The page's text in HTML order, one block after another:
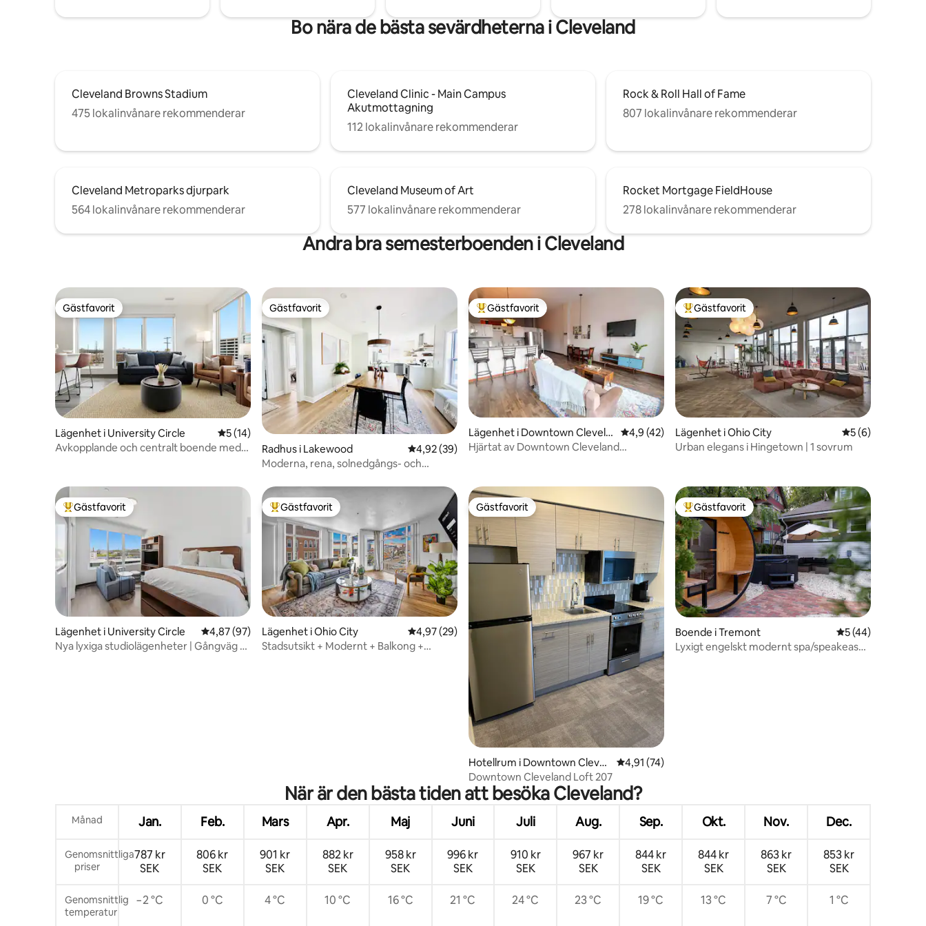
Bo nära de bästa sevärdheterna i Cleveland
Cleveland Browns Stadium
475 lokalinvånare rekommenderar
Cleveland Clinic - Main Campus
Akutmottagning
112 lokalinvånare rekommenderar
Rock & Roll Hall of Fame
807 lokalinvånare rekommenderar
Cleveland Metroparks djurpark
564 lokalinvånare rekommenderar
Cleveland Museum of Art
577 lokalinvånare rekommenderar
Rocket Mortgage FieldHouse
278 lokalinvånare rekommenderar
Andra bra semesterboenden i Cleveland
Gästfavorit
Gästfavorit
Lägenhet i University Circle 5 av 5 i genomsnittligt betyg, 14 omdömen
5 (14)
Avkopplande och centralt boende med
Gästfavorit
Gästfavorit
Radhus i Lakewood 4,92 av 5 i genomsnittligt betyg, 39 omdömen
4,92 (39)
Moderna, rena, solnedgångs- och
Populär gästfavorit
Gästfavorit
Lägenhet i Downtown Clevela
nd
4,9 av 5 i genomsnittligt betyg, 42 omdömen
4,9 (42)
Hjärtat av Downtown Cleveland
Populär gästfavorit
Gästfavorit
Lägenhet i Ohio City 5 av 5 i
5 (6)
Urban elegans i Hingetown | 1 sovrum
Populär gästfavorit
Gästfavorit
Lägenhet i University Circle 4,87 av 5 i genomsnittligt betyg, 97 omdömen
4,87 (97)
Nya lyxiga studiolägenheter | Gångväg till
Populär gästfavorit
Gästfavorit
Lägenhet i Ohio City 4,97 av 5 i genomsnittligt betyg, 29 omdömen
4,97 (29)
Stadsutsikt + Modernt + Balkong +
Gästfavorit
Gästfavorit
Hotellrum i Downtown Clevel
and
4,91 av 5 i genomsnittligt betyg, 74 omdömen
4,91 (74)
Downtown Cleveland Loft 207
Populär gästfavorit
Gästfavorit
Boende i Tremont 5 av 5 i
5 (44)
Lyxigt engelskt modernt spa/speakeasy
När är den bästa tiden att besöka Cleveland?
Månad Jan. Feb. Mars Apr. Maj Juni Juli Aug. Sep. Okt. Nov. Dec.
Genomsnittliga
priser
787 kr
SEK
806 kr
SEK
901 kr
SEK
882 kr
SEK
958 kr
SEK
996 kr
SEK
910 kr
SEK
967 kr
SEK
844 kr
SEK
844 kr
SEK
863 kr
SEK
853 kr
SEK
Genomsnittlig
temperatur
−2 °C 0 °C 4 °C 10 °C 16 °C 21 °C 24 °C 23 °C 19 °C 13 °C 7 °C 1 °C